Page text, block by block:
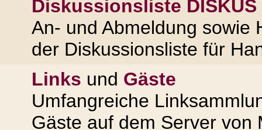
Diskussionsliste DISKUS
An- und Abmeldung sowie
der Diskussionsliste für
Links und Gäste
Umfangreiche
Gäste auf dem Server von